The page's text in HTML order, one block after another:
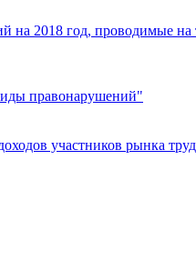
на 2018 год, проводимые
правонарушений"
участников рынка